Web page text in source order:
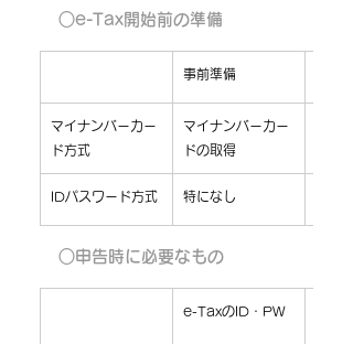
○e-Tax開始前の準備
​事前準備
マイナンバーカー
ド方式
マイナンバーカー
ドの取得
IDパスワード方式 特になし
○申告時に必要なもの
e-TaxのID・PW